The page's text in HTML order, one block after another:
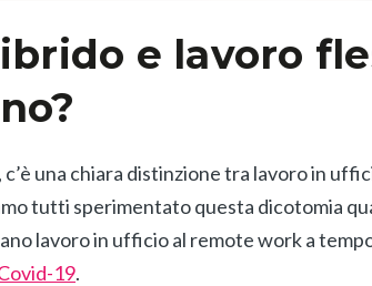
e lavoro
una chiara distinzione tra lavoro in
tutti sperimentato questa dicotomia
lavoro in ufficio al remote work a
19.